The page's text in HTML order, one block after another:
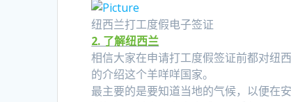
纽西兰打工度假电子签证
2. 了解纽西兰
相信大家在申请打工度假签证前都对纽
的介绍这个羊咩咩国家。
最主要的是要知道当地的气候，以便在